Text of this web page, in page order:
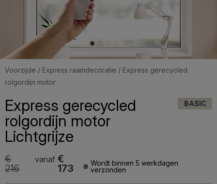
Voorzijde / Express raamdecoratie / Express gerecycled
rolgordijn motor
Express gerecycled
rolgordijn motor
Lichtgrijze
BASIC
vanaf €
173
€
216
Wordt binnen 5 werkdagen
verzonden